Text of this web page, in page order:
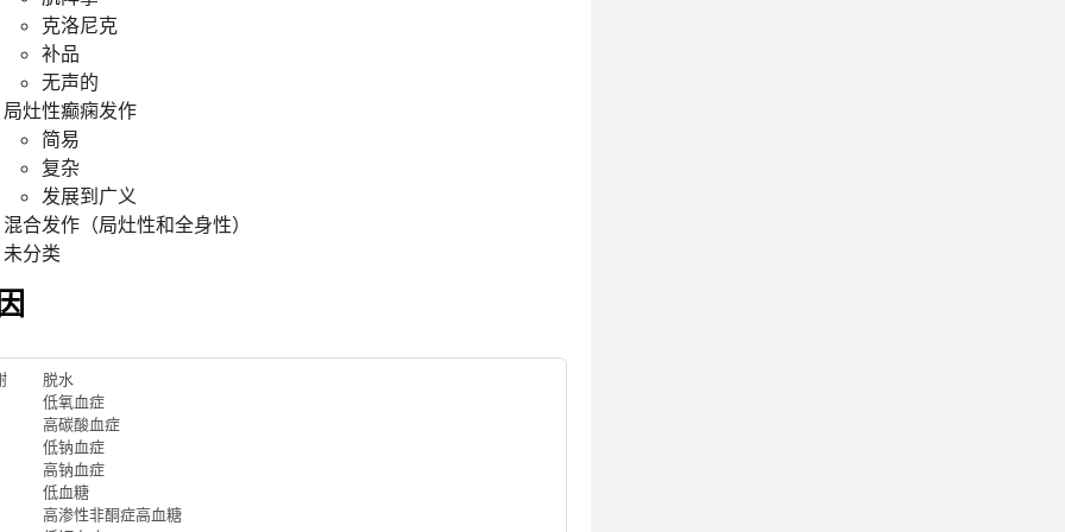
克洛尼克
补品
无声的
局灶性癫痫发作
简易
复杂
发展到广义
混合发作（局灶性和全身性）
未分类
脱水
低氧血症
高碳酸血症
低钠血症
高钠血症
低血糖
高渗性非酮症高血糖